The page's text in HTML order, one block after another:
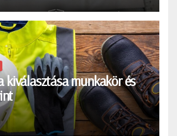
munkakör és